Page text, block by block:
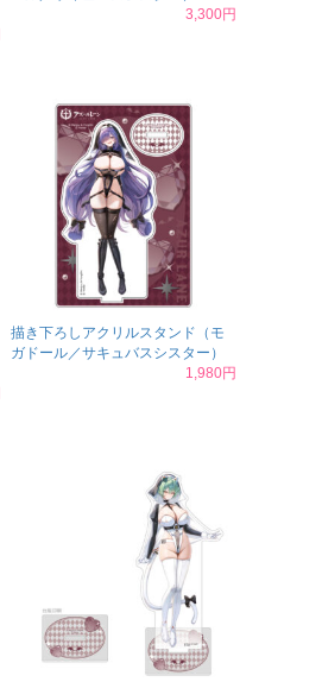
3,300円
描き下ろしアクリルスタンド（モ
ガドール／サキュバスシスター）
1,980円